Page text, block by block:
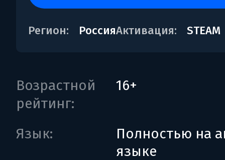
Регион: РоссияАктивация: STEAM
Возрастной
рейтинг:
16+
Язык:
Полностью на
языке